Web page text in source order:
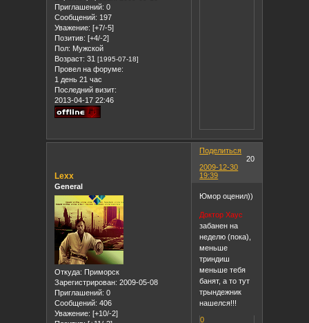
Приглашений: 0
Сообщений: 197
Уважение: [+7/-5]
Позитив: [+4/-2]
Пол: Мужской
Возраст: 31[1995-07-18]
Провел на форуме:
1 день 21 час
Последний визит:
2013-04-17 22:46
Поделиться
20
2009-12-30
19:39
Lexx
General
Откуда: Приморск
Зарегистрирован: 2009-05-08
Приглашений: 0
Сообщений: 406
Уважение: [+10/-2]
Юмор оценил))
Доктор Хаус
забанен на
неделю (пока),
меньше
триндиш
меньше тебя
банят, а то тут
трындежник
нашелся!!!
0